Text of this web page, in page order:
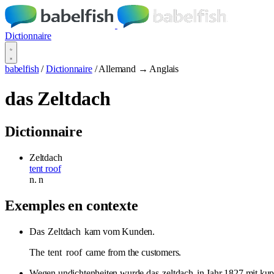
Dictionnaire
babelfish / Dictionnaire / Allemand → Anglais
das Zeltdach
Dictionnaire
Zeltdach
tent roof
n.n
Exemples en contexte
Das Zeltdach kam vom Kunden.
The tent roof came from the customers.